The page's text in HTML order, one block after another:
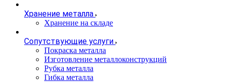
Хранение металла
Хранение на складе
Сопутствующие услуги
Покраска металла
Изготовление металлоконструкций
Рубка металла
Гибка металла